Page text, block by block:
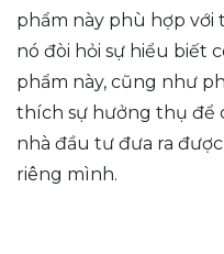
phẩm này phù hợp với
nó đòi hỏi sự hiểu biết
phẩm này, cũng như
thích sự hưởng thụ để
nhà đầu tư đưa ra
riêng mình.